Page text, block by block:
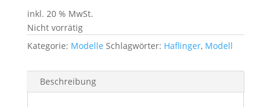
inkl. 20 % MwSt.
Nicht vorrätig
Kategorie: Modelle Schlagwörter: Haflinger, Modell
Beschreibung